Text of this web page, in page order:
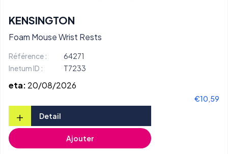
KENSINGTON
Foam Mouse Wrist Rests
Référence :
64271
Inetum ID :
T7233
eta: 20/08/2026
€10,59
+ Detail
Ajouter